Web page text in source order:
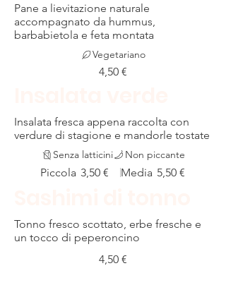
Pane a lievitazione naturale
accompagnato da hummus,
barbabietola e feta montata
4,50 €
Vegetariano
Insalata fresca appena raccolta con
verdure di stagione e mandorle tostate
Piccola 3,50 € Media 5,50 €
Senza latticini Non piccante
Tonno fresco scottato, erbe fresche e
un tocco di peperoncino
4,50 €